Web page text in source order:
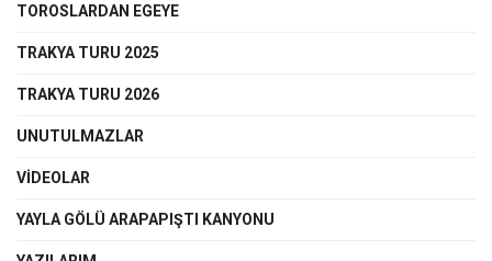
TOROSLARDAN EGEYE
TRAKYA TURU 2025
TRAKYA TURU 2026
UNUTULMAZLAR
VIDEOLAR
YAYLA GÖLÜ ARAPAPIŞTI KANYONU